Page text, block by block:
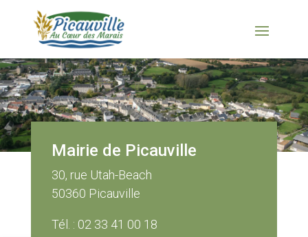
Mairie de Picauville
30, rue Utah-Beach
50360 Picauville
Tél. : 02 33 41 00 18